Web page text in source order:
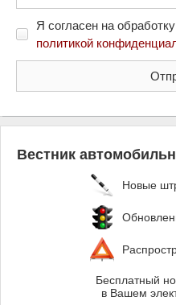
Я согласен на
политикой
Вестник
Новые
Бесплатный
в Вашем